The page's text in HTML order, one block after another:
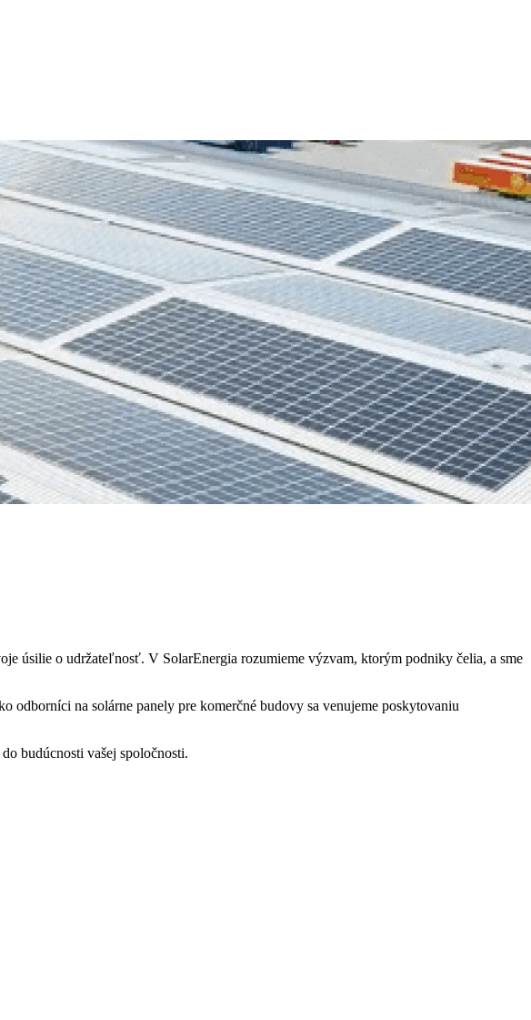
úsilie o udržateľnosť. V SolarEnergia rozumieme výzvam, ktorým podniky čelia, a sme
odborníci na solárne panely pre komerčné budovy sa venujeme poskytovaniu
budúcnosti vašej spoločnosti.